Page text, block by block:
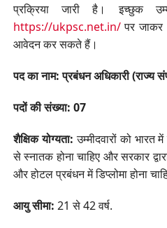
प्रक्रिया जारी है। इच्छुक
https://ukpsc.net.in/पर जाकर
आवेदन कर सकते हैं।
पद का नाम: प्रबंधन अधिकारी (राज्य
पदों की संख्या: 07
शैक्षिक योग्यता: उम्मीदवारों को भारत में
से स्नातक होना चाहिए और सरकार
और होटल प्रबंधन में डिप्लोमा होना
आयु सीमा: 21 से 42 वर्ष.